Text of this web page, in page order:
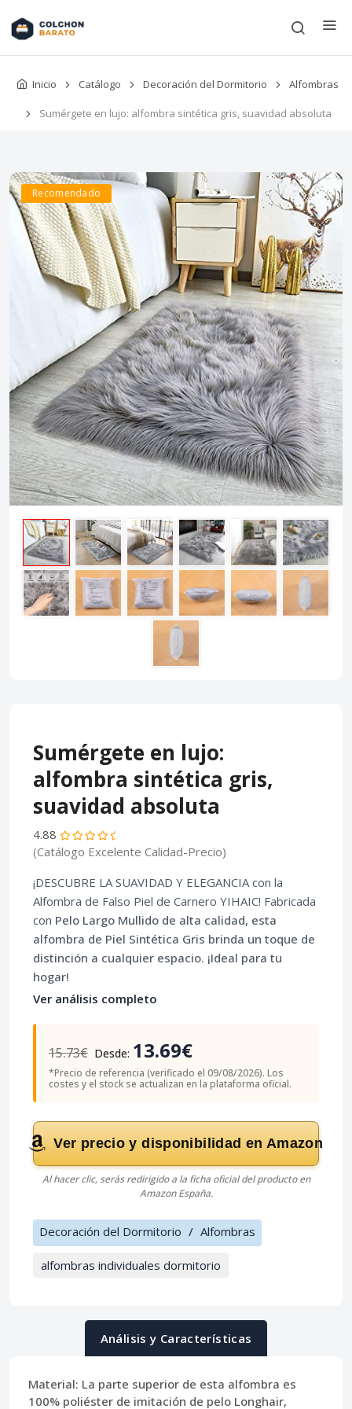
Inicio Catálogo Decoración del Dormitorio Alfombras
Sumérgete en lujo: alfombra sintética gris, suavidad absoluta
Recomendado
Sumérgete en lujo:
alfombra sintética gris,
suavidad absoluta
4.88
(Catálogo Excelente Calidad-Precio)
¡DESCUBRE LA SUAVIDAD Y ELEGANCIA con la
Alfombra de Falso Piel de Carnero YIHAIC! Fabricada
con Pelo Largo Mullido de alta calidad, esta
alfombra de Piel Sintética Gris brinda un toque de
distinción a cualquier espacio. ¡Ideal para tu
hogar!
Ver análisis completo
15.73€ Desde: 13.69€
*Precio de referencia (verificado el 09/08/2026). Los
costes y el stock se actualizan en la plataforma oficial.
Ver precio y disponibilidad en Amazon
Al hacer clic, serás redirigido a la ficha oficial del producto en
Amazon España.
Decoración del Dormitorio / Alfombras
alfombras individuales dormitorio
Análisis y Características
Material: La parte superior de esta alfombra es
100% poliéster de imitación de pelo Longhair,